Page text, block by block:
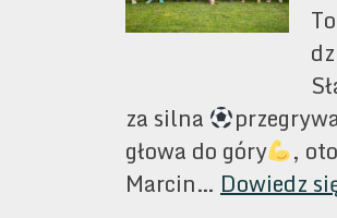
za silna
głowa do góry
,
Marcin… Dowiedz